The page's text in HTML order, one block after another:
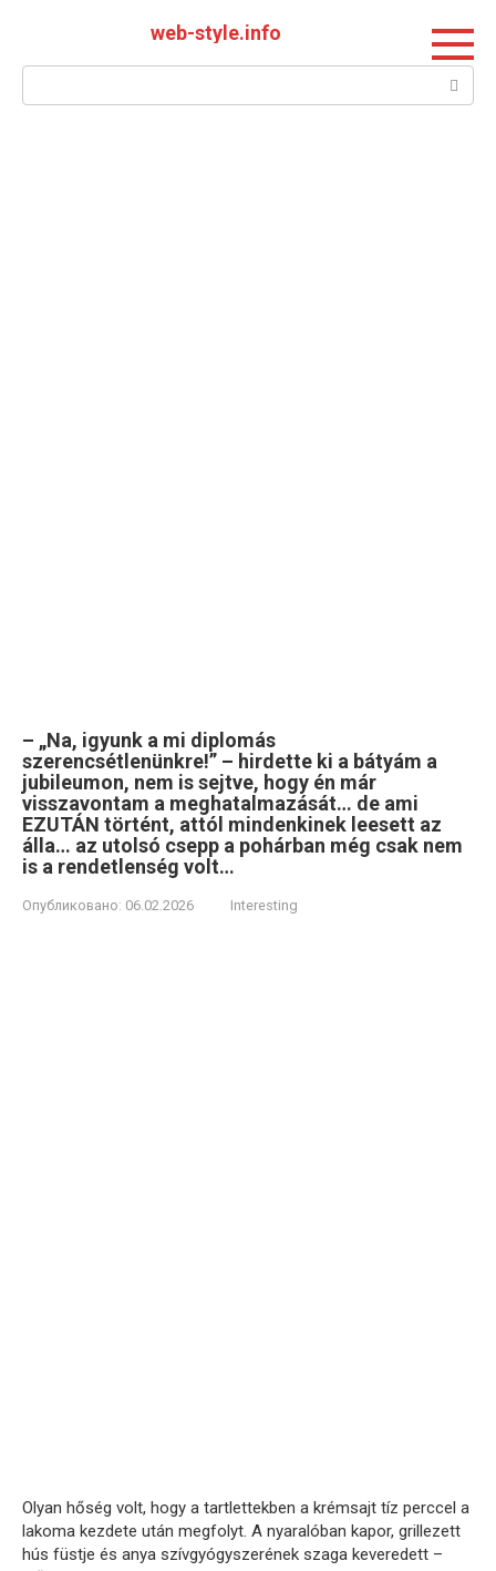
web-style.info
Поиск:
– „Na, igyunk a mi diplomás
szerencsétlenünkre!” – hirdette ki a bátyám a
jubileumon, nem is sejtve, hogy én már
visszavontam a meghatalmazását… de ami
EZUTÁN történt, attól mindenkinek leesett az
álla… az utolsó csepp a pohárban még csak nem
is a rendetlenség volt…
Опубликовано: 06.02.2026 Interesting
Olyan hőség volt, hogy a tartlettekben a krémsajt tíz perccel a
lakoma kezdete után megfolyt. A nyaralóban kapor, grillezett
hús füstje és anya szívgyógyszerének szaga keveredett –